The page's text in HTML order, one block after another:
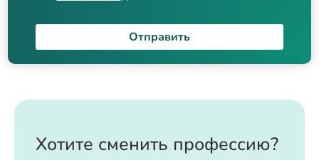
Отправить
Хотите сменить профессию?